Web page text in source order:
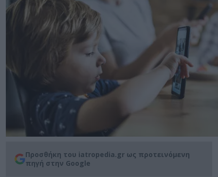
Προσθήκη του iatropedia.gr ως προτεινόμενη
πηγή στην Google